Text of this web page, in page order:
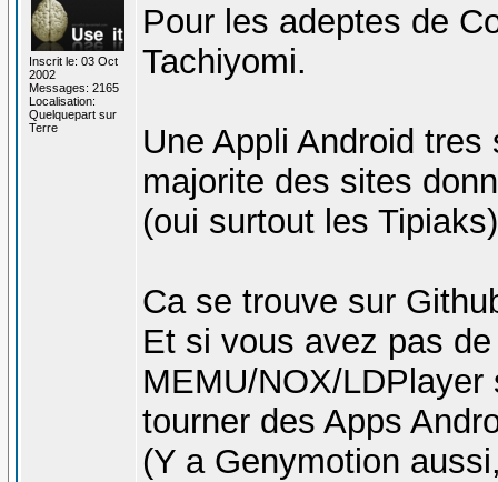
Inscrit le: 03 Oct
2002
Messages: 2165
Localisation:
Quelquepart sur
Terre
Pour les adeptes de
Tachiyomi.
Une Appli Android
majorite des sites
(oui surtout les
Ca se trouve sur
Et si vous avez pas
MEMU/NOX/
tourner des Apps
(Y a Genymotion